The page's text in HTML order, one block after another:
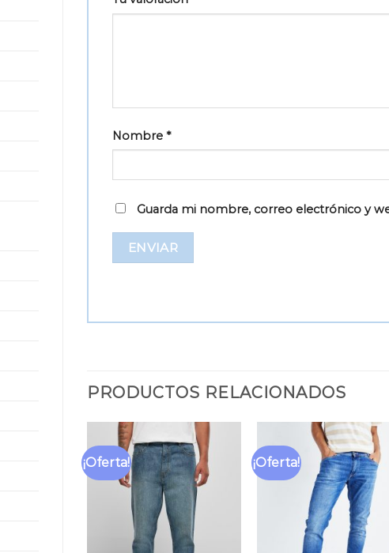
Nombre *
Guarda mi nombre, correo electrónico y
PRODUCTOS RELACIONADOS
¡Oferta!
Añadir
a la
lista
¡Oferta!
a la
lista